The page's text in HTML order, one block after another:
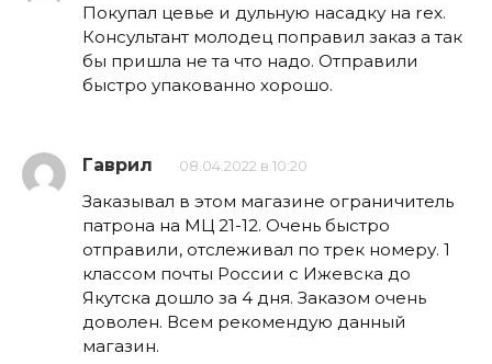
Покупал цевье и дульную насадку на rex.
Консультант молодец поправил заказ а так
бы пришла не та что надо. Отправили
быстро упакованно хорошо.
Гаврил 08.04.2022 в 10:20
Заказывал в этом магазине ограничитель
патрона на МЦ 21-12. Очень быстро
отправили, отслеживал по трек номеру. 1
классом почты России с Ижевска до
Якутска дошло за 4 дня. Заказом очень
доволен. Всем рекомендую данный
магазин.